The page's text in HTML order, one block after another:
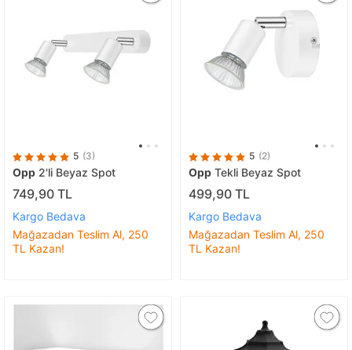
5 (3)
Opp 2'li Beyaz Spot
749,90 TL
Kargo Bedava
Mağazadan Teslim Al, 250
TL Kazan!
5 (2)
Opp Tekli Beyaz Spot
499,90 TL
Kargo Bedava
Mağazadan Teslim Al, 250
TL Kazan!